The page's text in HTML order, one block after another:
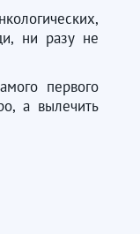
ни разу не
первого
а вылечить